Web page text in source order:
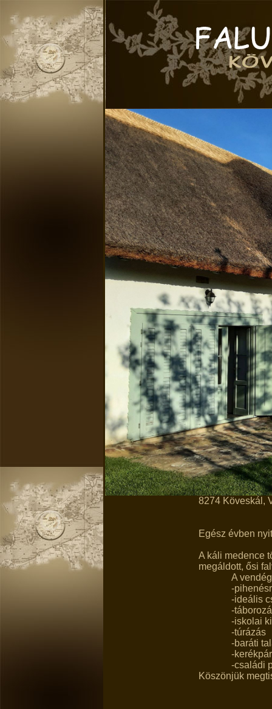
8274 Köveskál,
Egész évben
A káli medence
megáldott, ősi
A
-
-ideális
-
-iskolai
-túrázás
-baráti
-
-családi
Köszönjük